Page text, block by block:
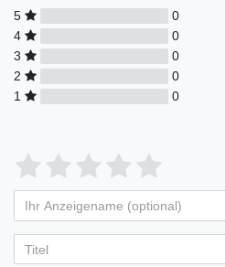
5
0
4
0
3
0
2
0
1
0
Bewertungssterne
von
5
4
von
5
3
von
5
2
von
5
1
von
5
Anzeigename